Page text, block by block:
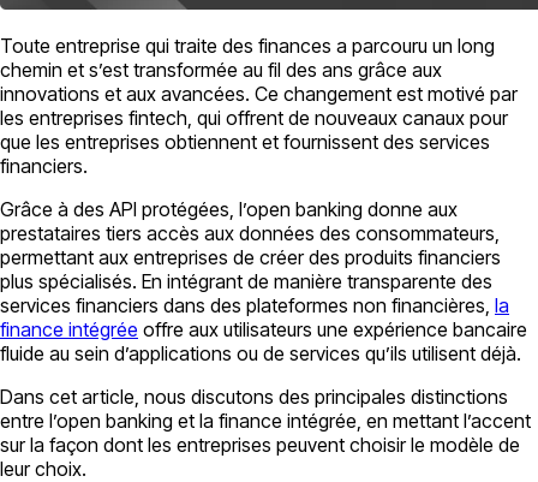
Toute entreprise qui traite des finances a parcouru un long
chemin et s’est transformée au fil des ans grâce aux
innovations et aux avancées. Ce changement est motivé par
les entreprises fintech, qui offrent de nouveaux canaux pour
que les entreprises obtiennent et fournissent des services
financiers.
Grâce à des API protégées, l’open banking donne aux
prestataires tiers accès aux données des consommateurs,
permettant aux entreprises de créer des produits financiers
plus spécialisés. En intégrant de manière transparente des
services financiers dans des plateformes non financières, la
finance intégrée offre aux utilisateurs une expérience bancaire
fluide au sein d’applications ou de services qu’ils utilisent déjà.
Dans cet article, nous discutons des principales distinctions
entre l’open banking et la finance intégrée, en mettant l’accent
sur la façon dont les entreprises peuvent choisir le modèle de
leur choix.